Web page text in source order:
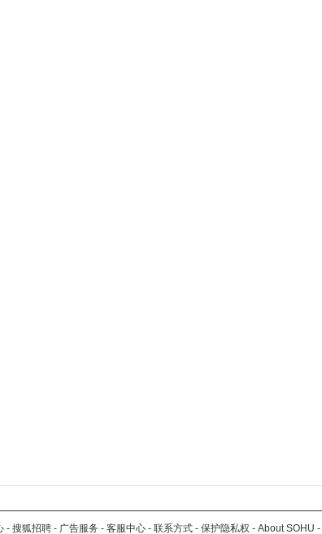
- 搜狐招聘 - 广告服务 - 客服中心 - 联系方式 - 保护隐私权 - About SOHU -